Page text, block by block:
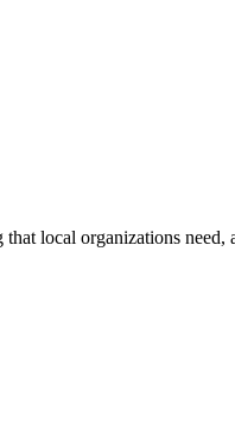
local organizations